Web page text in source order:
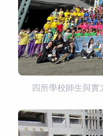
四所學校師生與實